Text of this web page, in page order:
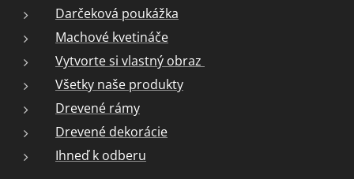
Darčeková poukážka
Machové kvetináče
Vytvorte si vlastný obraz
Všetky naše produkty
Drevené rámy
Drevené dekorácie
Ihneď k odberu